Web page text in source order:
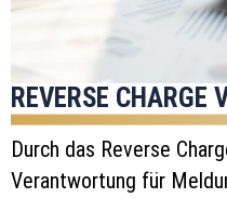
REVERSE CHARGE
Durch das Reverse
Verantwortung für